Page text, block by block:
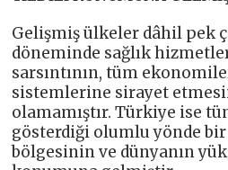
Gelişmiş ülkeler dâhil pek
döneminde sağlık
sarsıntının, tüm
sistemlerine sirayet
olamamıştır. Türkiye ise
gösterdiği olumlu yönde bir
bölgesinin ve dünyanın